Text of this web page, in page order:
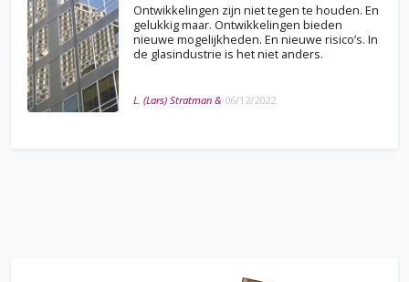
Ontwikkelingen zijn niet tegen te houden. En
gelukkig maar. Ontwikkelingen bieden
nieuwe mogelijkheden. En nieuwe risico’s. In
de glasindustrie is het niet anders.
L. (Lars) Stratman & 06/12/2022